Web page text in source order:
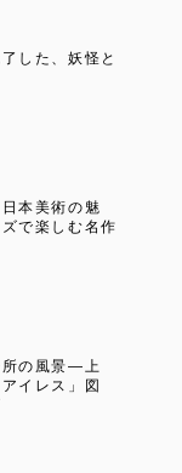
した、妖怪と
本美術の魅
で楽しむ名作
所の風景―上
イレス」図